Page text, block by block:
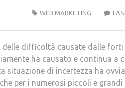
WEB MARKETING
delle difficoltà causate dalle forti
ha causato e continua a
situazione di incertezza ha
per i numerosi piccoli e